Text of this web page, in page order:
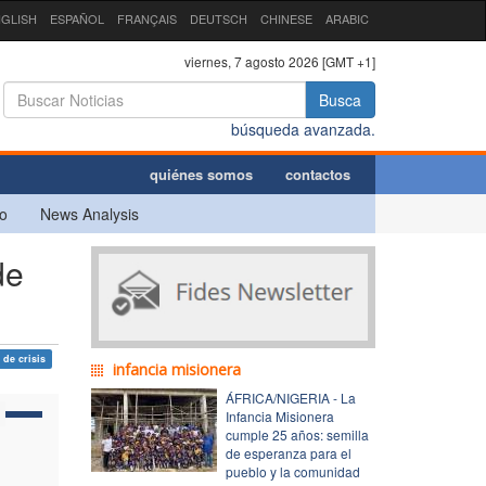
ESPAÑOL FRANÇAIS DEUTSCH CHINESE ARABIC
viernes, 7 agosto 2026 [GMT +1]
Busca
búsqueda avanzada.
quiénes somos contactos
News Analysis
de crisis
infancia misionera
ÁFRICA/NIGERIA - La
Infancia Misionera
cumple 25 años: semilla
de esperanza para el
pueblo y la comunidad